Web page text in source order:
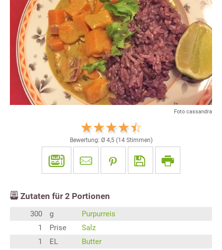
Foto cassandra
Bewertung: Ø 4,5(14Stimmen)
Zutaten für 2 Portionen
300 g
Purpurreis
1
Prise
Salz
1
EL
Butter